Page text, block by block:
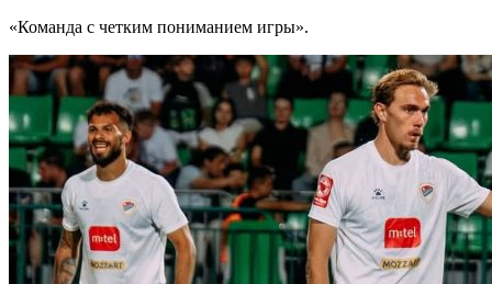
«Команда с четким пониманием игры».